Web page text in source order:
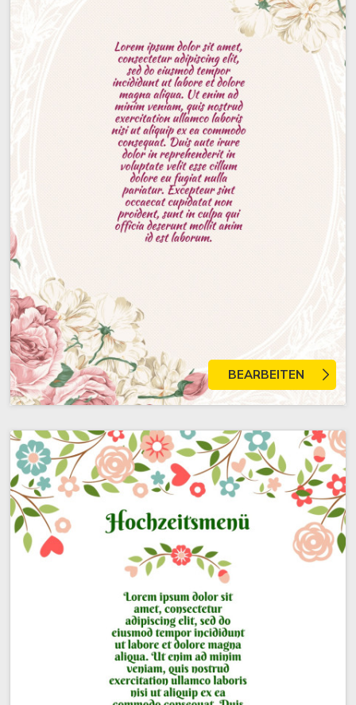
BEARBEITEN